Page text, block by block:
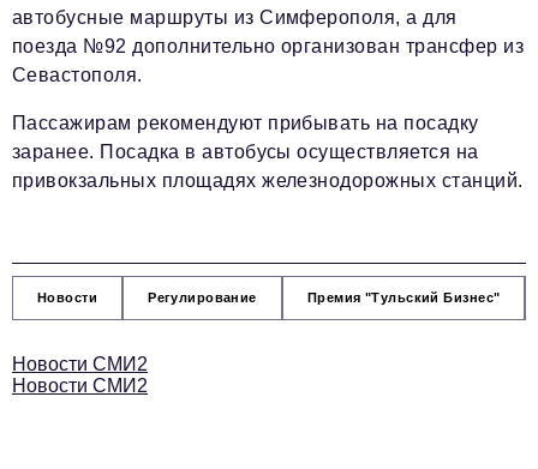
автобусные маршруты из Симферополя, а для
поезда №92 дополнительно организован трансфер из
Севастополя.
Пассажирам рекомендуют прибывать на посадку
заранее. Посадка в автобусы осуществляется на
привокзальных площадях железнодорожных станций.
Новости Регулирование Премия "Тульский Бизнес"
Новости СМИ2
Новости СМИ2